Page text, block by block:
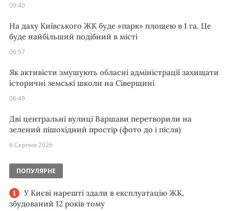
09:40
На даху Київського ЖК буде «парк» площею в 1 га. Це
буде найбільший подібний в місті
06:57
Як активісти змушують обласні адміністрації захищати
історичні земські школи на Сіверщині
06:49
Дві центральні вулиці Варшави перетворили на
зелений пішохідний простір (фото до і після)
6 Серпня 2026
ПОПУЛЯРНЕ
У Києві нарешті здали в експлуатацію ЖК,
збудований 12 років тому